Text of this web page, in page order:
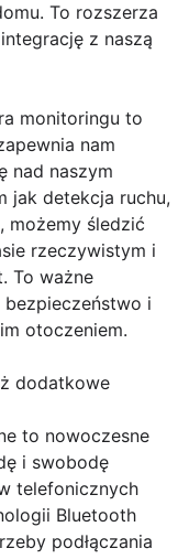
To rozszerza
z naszą
monitoringu to
nam
nad naszym
jak detekcja ruchu,
możemy śledzić
rzeczywistym i
To ważne
i
otoczeniem.
dodatkowe
to nowoczesne
i swobodę
telefonicznych
Bluetooth
podłączania